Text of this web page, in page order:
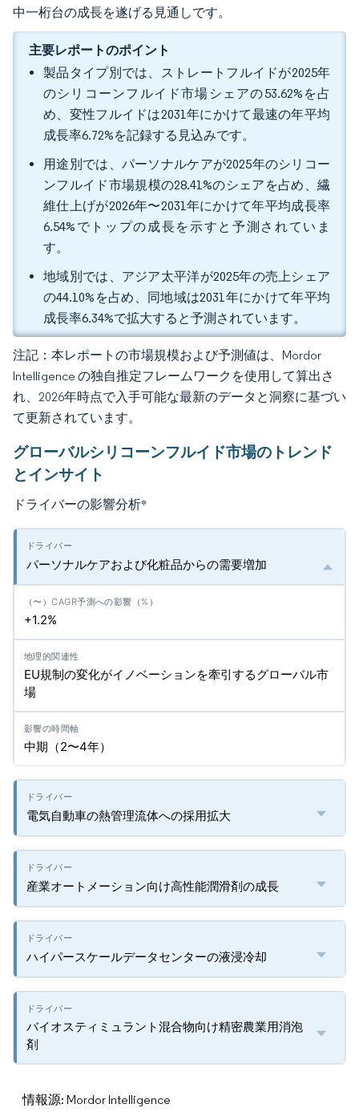
中一桁台の成長を遂げる見通しです。
主要レポートのポイント
製品タイプ別では、ストレートフルイドが2025年
のシリコーンフルイド市場シェアの53.62%を占
め、変性フルイドは2031年にかけて最速の年平均
成長率6.72%を記録する見込みです。
用途別では、パーソナルケアが2025年のシリコー
ンフルイド市場規模の28.41%のシェアを占め、繊
維仕上げが2026年〜2031年にかけて年平均成長率
6.54%でトップの成長を示すと予測されていま
す。
地域別では、アジア太平洋が2025年の売上シェア
の44.10%を占め、同地域は2031年にかけて年平均
成長率6.34%で拡大すると予測されています。
注記：本レポートの市場規模および予測値は、Mordor
Intelligence の独自推定フレームワークを使用して算出さ
れ、2026年時点で入手可能な最新のデータと洞察に基づい
て更新されています。
グローバルシリコーンフルイド市場のトレンド
とインサイト
ドライバーの影響分析*
パーソナルケアおよび化粧品からの需要増加
+1.2%
EU規制の変化がイノベーションを牽引するグローバル市
場
中期（2〜4年）
電気自動車の熱管理流体への採用拡大
産業オートメーション向け高性能潤滑剤の成長
ハイパースケールデータセンターの液浸冷却
バイオスティミュラント混合物向け精密農業用消泡
剤
情報源: Mordor Intelligence